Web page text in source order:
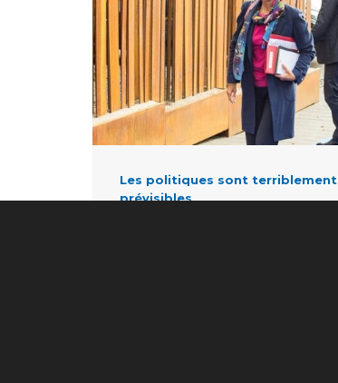
Les politiques sont terriblement
prévisibles